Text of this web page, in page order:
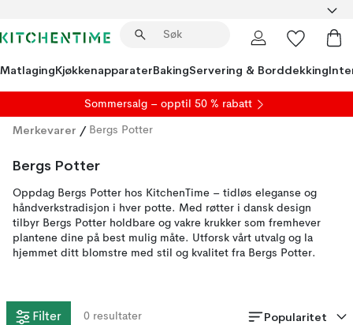
MatlagingKjøkkenapparaterBakingServering & Borddekking
Sommersalg – opptil 50 % rabatt
Merkevarer / Bergs Potter
Bergs Potter
Oppdag Bergs Potter hos KitchenTime – tidløs eleganse og
håndverkstradisjon i hver potte. Med røtter i dansk design
tilbyr Bergs Potter holdbare og vakre krukker som fremhever
plantene dine på best mulig måte. Utforsk vårt utvalg og la
hjemmet ditt blomstre med stil og kvalitet fra Bergs Potter.
Filter 0 resultater Popularitet